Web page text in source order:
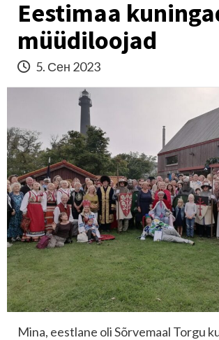
Eestimaa
müüdiloojad
5. Сен 2023
Mina, eestlane oli Sõrvemaal Torgu